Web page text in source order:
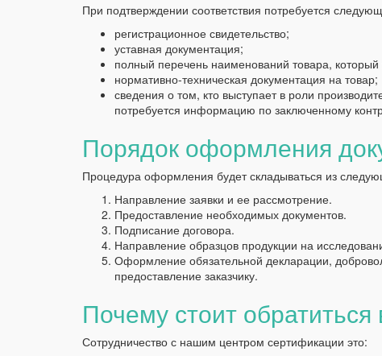
При подтверждении соответствия потребуется
регистрационное свидетельство;
уставная документация;
полный перечень наименований товара,
нормативно-техническая документация на товар;
сведения о том, кто выступает в роли
потребуется информацию по заключенному
Порядок оформления
Процедура оформления будет складываться из
Направление заявки и ее рассмотрение.
Предоставление необходимых документов.
Подписание договора.
Направление образцов продукции на
Оформление обязательной декларации,
предоставление заказчику.
Почему стоит
Сотрудничество с нашим центром сертификации это: